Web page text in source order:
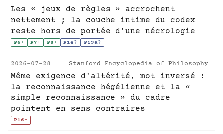
Les « jeux de règles » accrochent
nettement ; la couche intime du codex
reste hors de portée d'une nécrologie
P6+ P7+ P8+ P14? P19a?
2026-07-28 Stanford Encyclopedia of Philosophy
Même exigence d'altérité, mot inversé :
la reconnaissance hégélienne et la «
simple reconnaissance » du cadre
pointent en sens contraires
P16-